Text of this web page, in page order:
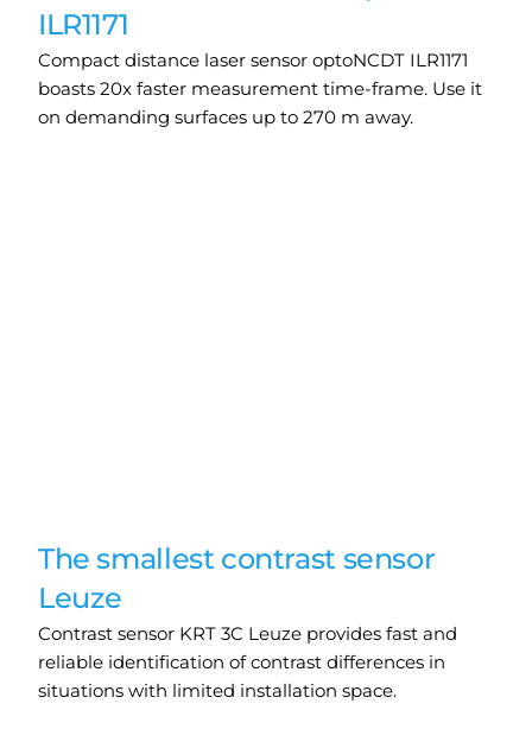
ILR1171
Compact distance laser sensor optoNCDT ILR1171
boasts 20x faster measurement time-frame. Use it
on demanding surfaces up to 270 m away.
The smallest contrast sensor
Leuze
Contrast sensor KRT 3C Leuze provides fast and
reliable identification of contrast differences in
situations with limited installation space.